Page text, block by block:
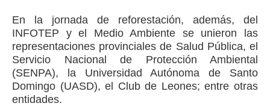
En la jornada de reforestación, además, del
INFOTEP y el Medio Ambiente se unieron las
representaciones provinciales de Salud Pública, el
Servicio Nacional de Protección Ambiental
(SENPA), la Universidad Autónoma de Santo
Domingo (UASD), el Club de Leones; entre otras
entidades.